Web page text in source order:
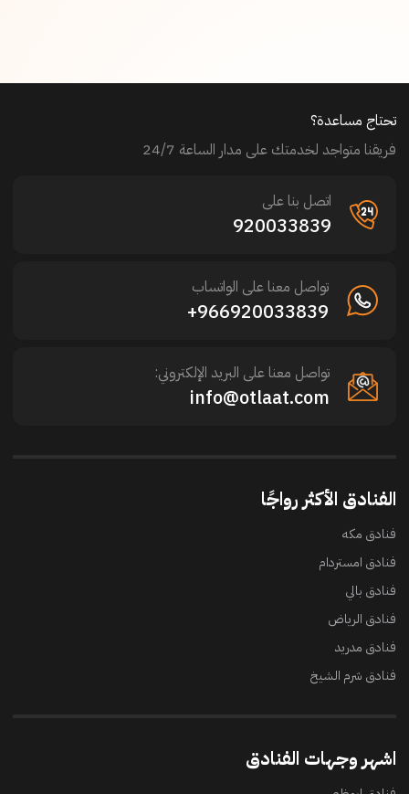
تحتاج مساعدة؟
فريقنا متواجد لخدمتك على مدار الساعة 24/7
اتصل بنا على
920033839
تواصل معنا على الواتساب
966920033839+
تواصل معنا على البريد الإلكتروني:
info@otlaat.com
الفنادق الأكثر رواجًا
فنادق مكه
فنادق امستردام
فنادق بالي
فنادق الرياض
فنادق مدريد
فنادق شرم الشيخ
اشهر وجهات الفنادق